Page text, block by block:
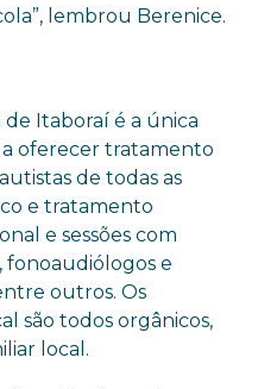
lembrou Berenice.
de Itaboraí é a única
oferecer tratamento
de todas as
e tratamento
e sessões com
fonoaudiólogos e
outros. Os
são todos orgânicos,
local.